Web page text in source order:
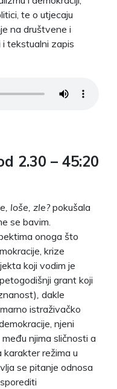
te o utjecaju
na društvene i
i tekstualni zapis
2.30 – 45:20
loše, zle?pokušala
se bavim.
onoga što
krize
koji vodim je
grant koji
dakle
istraživačko
njeni
njima sličnosti a
režima u
se pitanje odnosa